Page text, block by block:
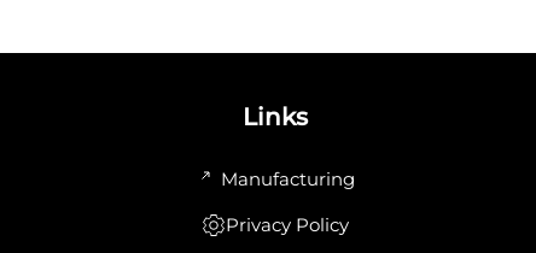
Links
Manufacturing
Privacy Policy